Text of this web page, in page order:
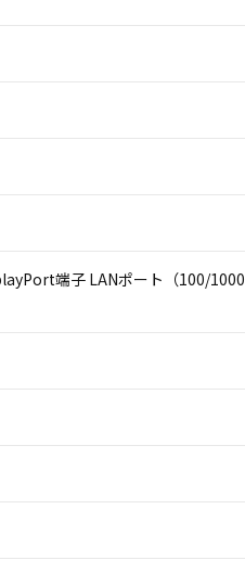
端子 LANポート（100/1000